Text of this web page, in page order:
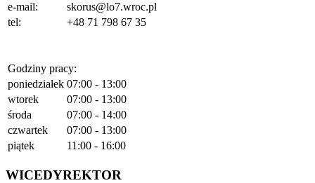
e-mail:
skorus@lo7.wroc.pl
tel:
+48 71 798 67 35
Godziny pracy:
poniedziałek 07:00 - 13:00
wtorek
07:00 - 13:00
środa
07:00 - 14:00
czwartek
07:00 - 13:00
piątek
11:00 - 16:00
WICEDYREKTOR